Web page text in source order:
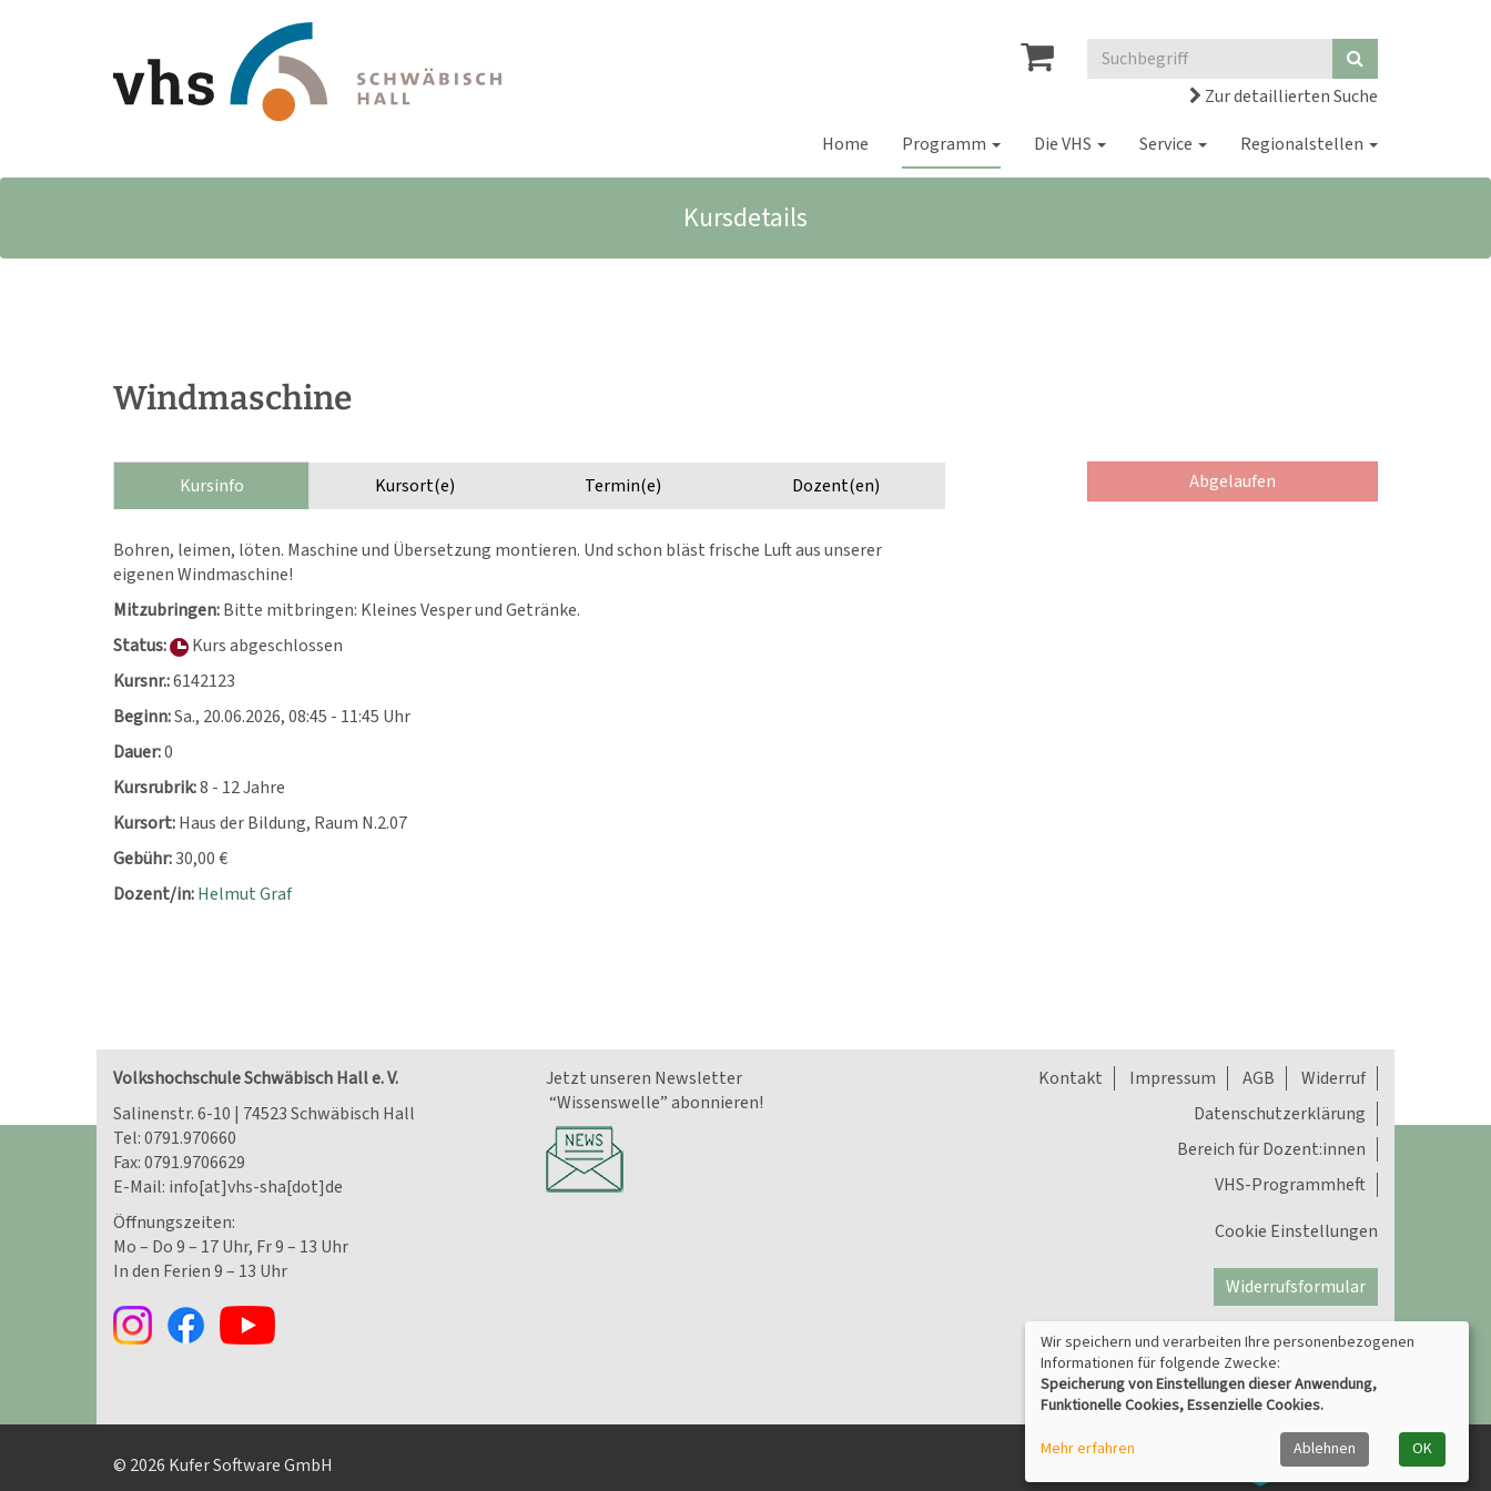
Zur detaillierten Suche
Home
Programm Die VHS Service Regionalstellen
Kursdetails
Windmaschine
Kursinfo Kursort(e) Termin(e) Dozent(en)
Bohren, leimen, löten. Maschine und Übersetzung montieren. Und schon bläst frische Luft aus unserer
eigenen Windmaschine!
Mitzubringen:Bitte mitbringen: Kleines Vesper und Getränke.
Status:
Kurs abgeschlossen
Kursnr.:6142123
Beginn:Sa., 20.06.2026, 08:45 - 11:45 Uhr
Dauer:0
Kursrubrik:8 - 12 Jahre
Kursort:Haus der Bildung, Raum N.2.07
Gebühr:30,00 €
Dozent/in:Helmut Graf
Abgelaufen
Volkshochschule Schwäbisch Hall e. V.
Salinenstr. 6-10 | 74523 Schwäbisch Hall
Tel:0791.970660
Fax: 0791.9706629
E-Mail: info[at]vhs-sha[dot]de
Öffnungszeiten:
Mo – Do 9 – 17 Uhr, Fr 9 – 13 Uhr
In den Ferien 9 – 13 Uhr
Jetzt unseren Newsletter
“Wissenswelle” abonnieren!
Kontakt Impressum AGB
Widerruf
Datenschutzerklärung
Bereich für Dozent:innen
VHS-Programmheft
Cookie Einstellungen
Widerrufsformular
© 2026 Kufer Software GmbH
Wir speichern und verarbeiten Ihre personenbezogenen
Informationen für folgende Zwecke:
Speicherung von Einstellungen dieser Anwendung,
Funktionelle Cookies, Essenzielle Cookies.
Mehr erfahren
Ablehnen OK